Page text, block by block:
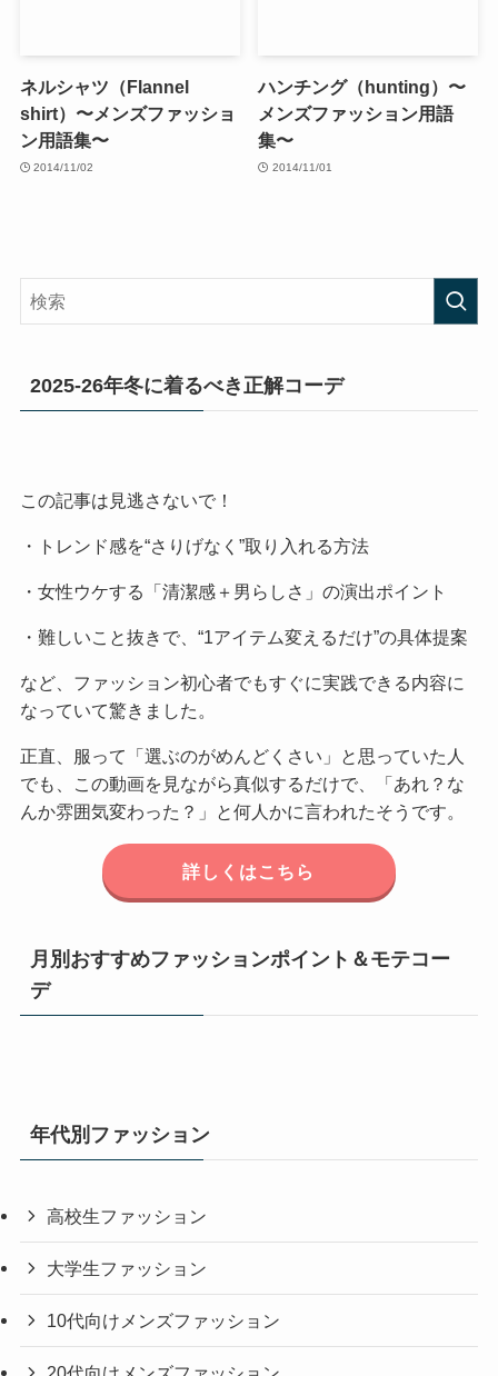
ネルシャツ（Flannel
shirt）〜メンズファッショ
ン用語集〜
2014/11/02
ハンチング（hunting）〜
メンズファッション用語
集〜
2014/11/01
2025-26年冬に着るべき正解コーデ
この記事は見逃さないで！
・トレンド感を“さりげなく”取り入れる方法
・女性ウケする「清潔感＋男らしさ」の演出ポイント
・難しいこと抜きで、“1アイテム変えるだけ”の具体提案
など、ファッション初心者でもすぐに実践できる内容に
なっていて驚きました。
正直、服って「選ぶのがめんどくさい」と思っていた人
でも、この動画を見ながら真似するだけで、「あれ？な
んか雰囲気変わった？」と何人かに言われたそうです。
詳しくはこちら
月別おすすめファッションポイント＆モテコー
デ
年代別ファッション
高校生ファッション
大学生ファッション
10代向けメンズファッション